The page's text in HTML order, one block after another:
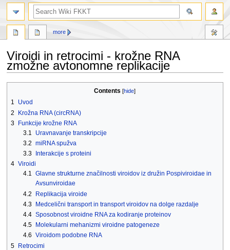
Viroidi in retrocimi - krožne RNA
zmožne avtonomne replikacije
navigation
search
Contents
1
Uvod
2
Krožna RNA (circRNA)
3 Funkcije krožne RNA
3.1
Uravnavanje transkripcije
3.2 miRNA spužva
3.3
Interakcije s proteini
4 Viroidi
4.1 Glavne strukturne značilnosti viroidov iz družin Pospiviroidae in
Avsunviroidae
4.2
Replikacija viroide
4.3 Medcelični transport in transport viroidov na dolge razdalje
4.4 Sposobnost viroidne RNA za kodiranje proteinov
4.5
Molekularni mehanizmi viroidne patogeneze
4.6 Viroidom podobne RNA
5 Retrocimi
more
search